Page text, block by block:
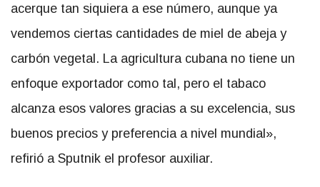
acerque tan siquiera a ese número, aunque ya
vendemos ciertas cantidades de miel de abeja y
carbón vegetal. La agricultura cubana no tiene un
enfoque exportador como tal, pero el tabaco
alcanza esos valores gracias a su excelencia, sus
buenos precios y preferencia a nivel mundial»,
refirió a Sputnik el profesor auxiliar.